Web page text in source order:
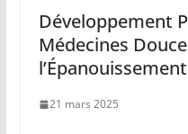
Développement
Médecines
21 mars 2025